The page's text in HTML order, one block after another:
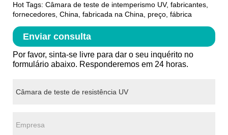
Hot Tags: Câmara de teste de intemperismo UV, fabricantes,
fornecedores, China, fabricada na China, preço, fábrica
Enviar consulta
Por favor, sinta-se livre para dar o seu inquérito no
formulário abaixo. Responderemos em 24 horas.